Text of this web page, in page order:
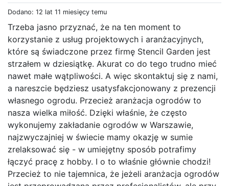
Dodano: 12 lat 11 miesięcy temu
Trzeba jasno przyznać, że na ten moment to
korzystanie z usług projektowych i aranżacyjnych,
które są świadczone przez firmę Stencil Garden jest
strzałem w dziesiątkę. Akurat co do tego trudno mieć
nawet małe wątpliwości. A więc skontaktuj się z nami,
a nareszcie będziesz usatysfakcjonowany z prezencji
własnego ogrodu. Przecież aranżacja ogrodów to
nasza wielka miłość. Dzięki właśnie, że często
wykonujemy zakładanie ogrodów w Warszawie,
najzwyczajniej w świecie mamy okazję w sumie
zrelaksować się - w umiejętny sposób potrafimy
łączyć pracę z hobby. I o to właśnie głównie chodzi!
Przecież to nie tajemnica, że jeżeli aranżacja ogrodów